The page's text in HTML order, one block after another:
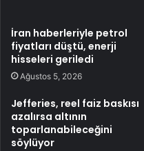
İran haberleriyle petrol
fiyatları düştü, enerji
hisseleri geriledi
Ağustos 5, 2026
Jefferies, reel faiz baskısı
azalırsa altının
toparlanabileceğini
söylüyor